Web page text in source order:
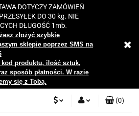
DOTYCZY ZAMÓWIEŃ
DO 30 kg. NIE
DŁUGOŚĆ 1mb.
złożyć szybkie
sklepie poprzez SMS na
kod produktu, ilość sztuk,
sposób płatności. W razie
się z Tobą.
(0)